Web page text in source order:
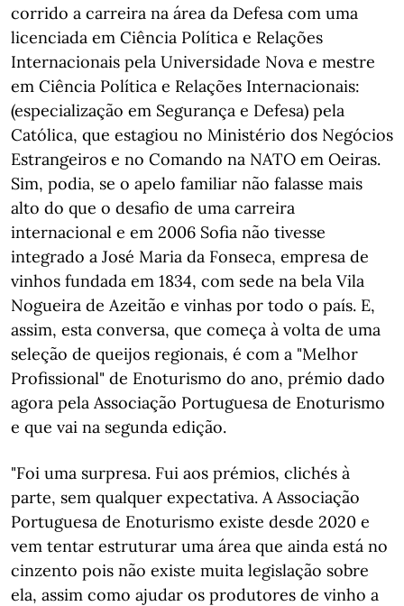
corrido a carreira na área da Defesa com uma
licenciada em Ciência Política e Relações
Internacionais pela Universidade Nova e mestre
em Ciência Política e Relações Internacionais:
(especialização em Segurança e Defesa) pela
Católica, que estagiou no Ministério dos Negócios
Estrangeiros e no Comando na NATO em Oeiras.
Sim, podia, se o apelo familiar não falasse mais
alto do que o desafio de uma carreira
internacional e em 2006 Sofia não tivesse
integrado a José Maria da Fonseca, empresa de
vinhos fundada em 1834, com sede na bela Vila
Nogueira de Azeitão e vinhas por todo o país. E,
assim, esta conversa, que começa à volta de uma
seleção de queijos regionais, é com a "Melhor
Profissional" de Enoturismo do ano, prémio dado
agora pela Associação Portuguesa de Enoturismo
e que vai na segunda edição.
"Foi uma surpresa. Fui aos prémios, clichés à
parte, sem qualquer expectativa. A Associação
Portuguesa de Enoturismo existe desde 2020 e
vem tentar estruturar uma área que ainda está no
cinzento pois não existe muita legislação sobre
ela, assim como ajudar os produtores de vinho a